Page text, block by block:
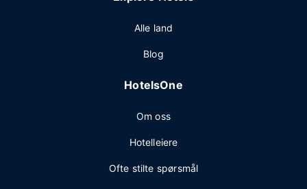
Alle land
Blog
HotelsOne
Om oss
Hotelleiere
Ofte stilte spørsmål